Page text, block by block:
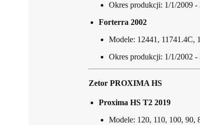
Okres produkcji: 1/1/2009 -
Forterra 2002
Modele: 12441, 11741.4C,
Okres produkcji: 1/1/2002 -
Zetor PROXIMA HS
Proxima HS T2 2019
Modele: 120, 110, 100, 90,